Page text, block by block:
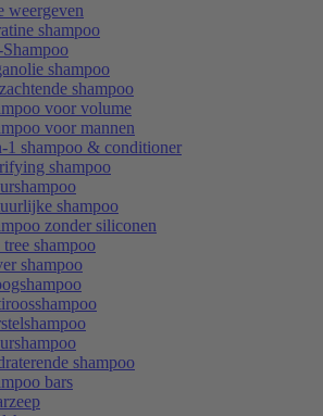
weergeven
shampoo
Shampoo
shampoo
shampoo
voor volume
voor mannen
1 shampoo & conditioner
shampoo
shampoo
zonder siliconen
tree shampoo
shampoo
shampoo
bars